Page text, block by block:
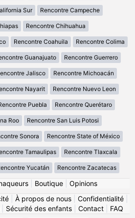
Sur Rencontre Campeche
Rencontre Chihuahua
Rencontre Coahuila Rencontre Colima
Guanajuato Rencontre Guerrero
Jalisco Rencontre Michoacán
Nayarit Rencontre Nuevo Leon
Puebla Rencontre Querétaro
Roo Rencontre San Luis Potosi
Sonora Rencontre State of México
Tamaulipas Rencontre Tlaxcala
Yucatán Rencontre Zacatecas
| Boutique| Opinions
À propos de nous Confidentialité
Sécurité des enfants| Contact| FAQ